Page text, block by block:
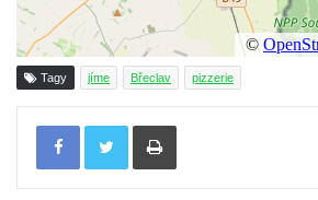
Tagy jíme Břeclav pizzerie
Tisknout